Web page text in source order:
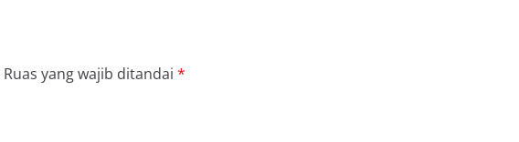
Ruas yang wajib ditandai *